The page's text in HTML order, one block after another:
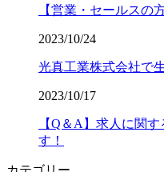
【営業・セールスの
2023/10/24
光真工業株式会社で
2023/10/17
【Q＆A】求人に関
す！